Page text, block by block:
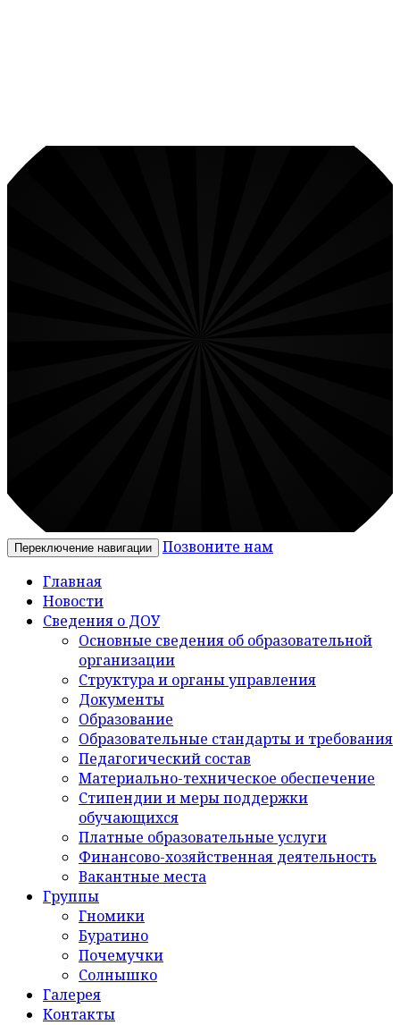
Переключение навигации
Позвоните нам
Главная
Новости
Сведения о ДОУ
Основные сведения об образовательной
организации
Структура и органы управления
Документы
Образование
Образовательные стандарты и требования
Педагогический состав
Материально-техническое обеспечение
Стипендии и меры поддержки
обучающихся
Платные образовательные услуги
Финансово-хозяйственная деятельность
Вакантные места
Группы
Гномики
Буратино
Почемучки
Солнышко
Галерея
Контакты